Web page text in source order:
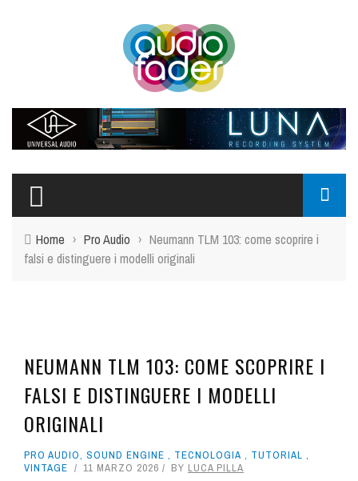
Home › Pro Audio › Neumann TLM 103: come scoprire i
falsi e distinguere i modelli originali
NEUMANN TLM 103: COME SCOPRIRE I
FALSI E DISTINGUERE I MODELLI
ORIGINALI
PRO AUDIO, SOUND ENGINE , TECNOLOGIA , TUTORIAL ,
VINTAGE
11 MARZO 2026 BY LUCA PILLA